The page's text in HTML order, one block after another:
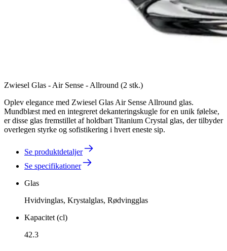
Zwiesel Glas - Air Sense - Allround (2 stk.)
Oplev elegance med Zwiesel Glas Air Sense Allround glas.
Mundblæst med en integreret dekanteringskugle for en unik følelse,
er disse glas fremstillet af holdbart Titanium Crystal glas, der tilbyder
overlegen styrke og sofistikering i hvert eneste sip.
Se produktdetaljer
Se specifikationer
Glas
Hvidvinglas, Krystalglas, Rødvingglas
Kapacitet (cl)
42.3